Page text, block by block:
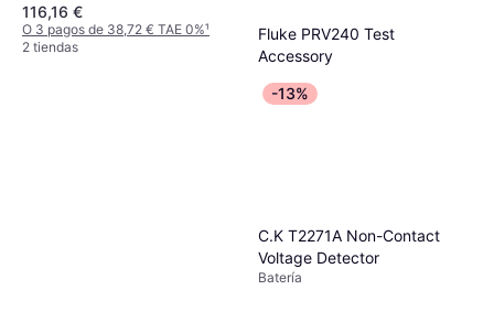
116,16 €
O 3 pagos de 38,72 € TAE 0%¹
2 tiendas
Fluke PRV240 Test
Accessory
291,65 €
O 3 pagos de 97,21 € TAE 0%
-13%
C.K T2271A Non-Contact
Voltage Detector
Batería